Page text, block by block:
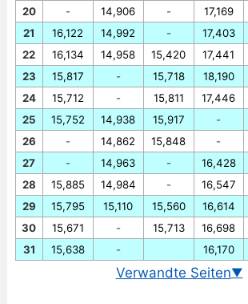
20
21
22
23
24
25
26
27
28
29
30
31
-
16,122
16,134
15,817
15,712
15,752
-
-
15,885
15,795
15,671
15,638
14,906
14,992
14,958
-
-
14,938
14,862
14,963
14,984
15,110
-
-
-
-
15,420
15,718
15,811
15,917
15,848
-
-
15,560
15,713
17,169
17,403
17,441
18,190
17,446
-
-
16,428
16,547
16,614
16,698
16,170
Verwandte Seiten▼